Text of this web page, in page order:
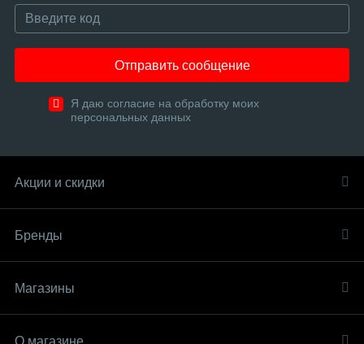
Отправить сообщение
Я даю согласие на обработку моих
персональных данных
Акции и скидки
Бренды
Магазины
О магазине